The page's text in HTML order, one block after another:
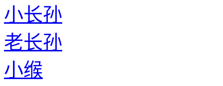
小长孙
老长孙
小缑